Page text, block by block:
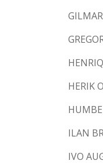
HERIK
ILAN
IVO